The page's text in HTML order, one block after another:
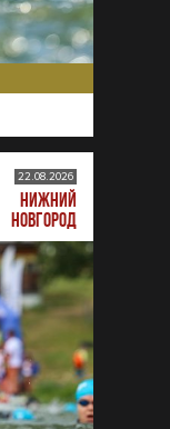
22.08.2026
НИЖНИЙ
НОВГОРОД